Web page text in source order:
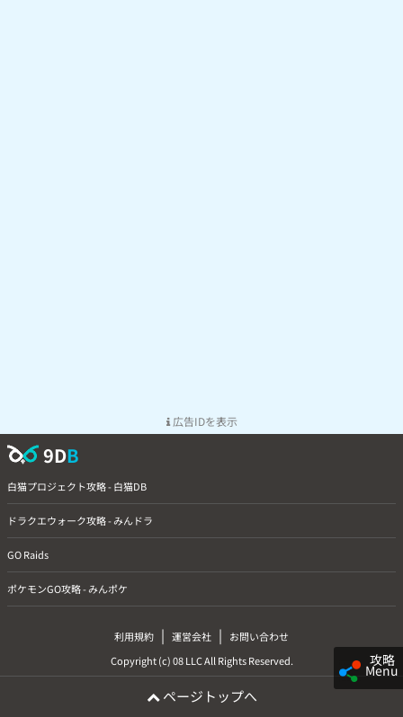
攻略
Menu
広告IDを表示
9DB
白猫プロジェクト攻略 - 白猫DB
ドラクエウォーク攻略 - みんドラ
GO Raids
ポケモンGO攻略 - みんポケ
利用規約 | 運営会社 |
お問い合わせ
Copyright (c) 08 LLC All Rights Reserved.
ページトップへ